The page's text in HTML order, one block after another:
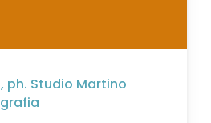
ph. Studio Martino